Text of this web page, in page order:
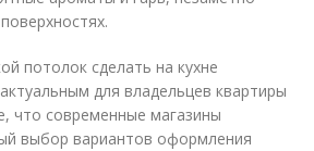
потолок сделать на кухне
для владельцев квартиры
что современные магазины
выбор вариантов оформления